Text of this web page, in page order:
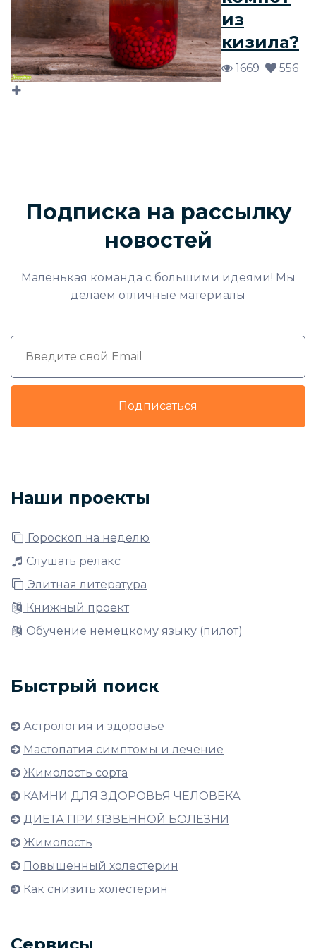
из
кизила?
1669 556
Подписка на рассылку
новостей
Маленькая команда с большими идеями! Мы
делаем отличные материалы
Подписаться
Наши проекты
Гороскоп на неделю
Слушать релакс
Элитная литература
Книжный проект
Обучение немецкому языку (пилот)
Быстрый поиск
Астрология и здоровье
Мастопатия симптомы и лечение
Жимолость сорта
КАМНИ ДЛЯ ЗДОРОВЬЯ ЧЕЛОВЕКА
ДИЕТА ПРИ ЯЗВЕННОЙ БОЛЕЗНИ
Жимолость
Повышенный холестерин
Как снизить холестерин